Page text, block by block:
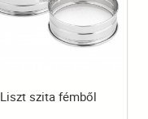
Liszt szita fémből